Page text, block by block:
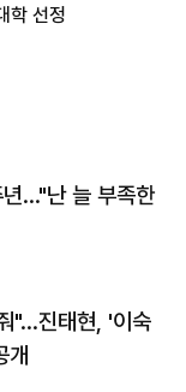
학 선정
…"난 늘 부족한
"…진태현, '이숙
개